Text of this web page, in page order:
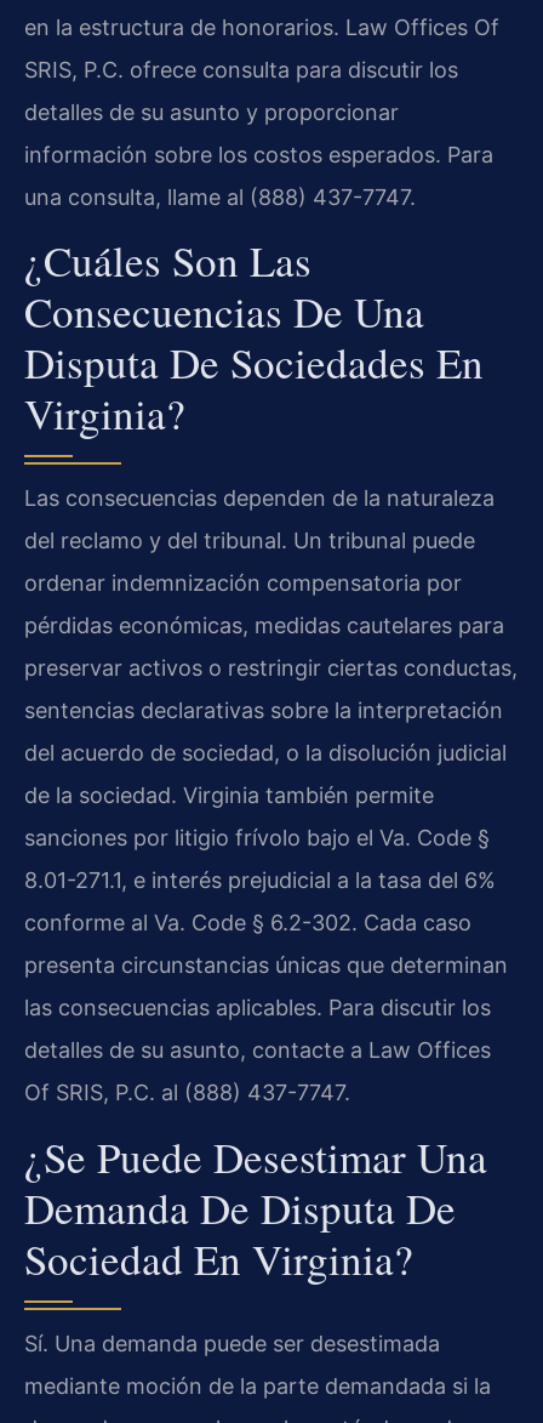
en la estructura de honorarios. Law Offices Of
SRIS, P.C. ofrece consulta para discutir los
detalles de su asunto y proporcionar
información sobre los costos esperados. Para
una consulta, llame al (888) 437-7747.
¿Cuáles Son Las
Consecuencias De Una
Disputa De Sociedades En
Virginia?
Las consecuencias dependen de la naturaleza
del reclamo y del tribunal. Un tribunal puede
ordenar indemnización compensatoria por
pérdidas económicas, medidas cautelares para
preservar activos o restringir ciertas conductas,
sentencias declarativas sobre la interpretación
del acuerdo de sociedad, o la disolución judicial
de la sociedad. Virginia también permite
sanciones por litigio frívolo bajo el Va. Code §
8.01-271.1, e interés prejudicial a la tasa del 6%
conforme al Va. Code § 6.2-302. Cada caso
presenta circunstancias únicas que determinan
las consecuencias aplicables. Para discutir los
detalles de su asunto, contacte a Law Offices
Of SRIS, P.C. al (888) 437-7747.
¿Se Puede Desestimar Una
Demanda De Disputa De
Sociedad En Virginia?
Sí. Una demanda puede ser desestimada
mediante moción de la parte demandada si la